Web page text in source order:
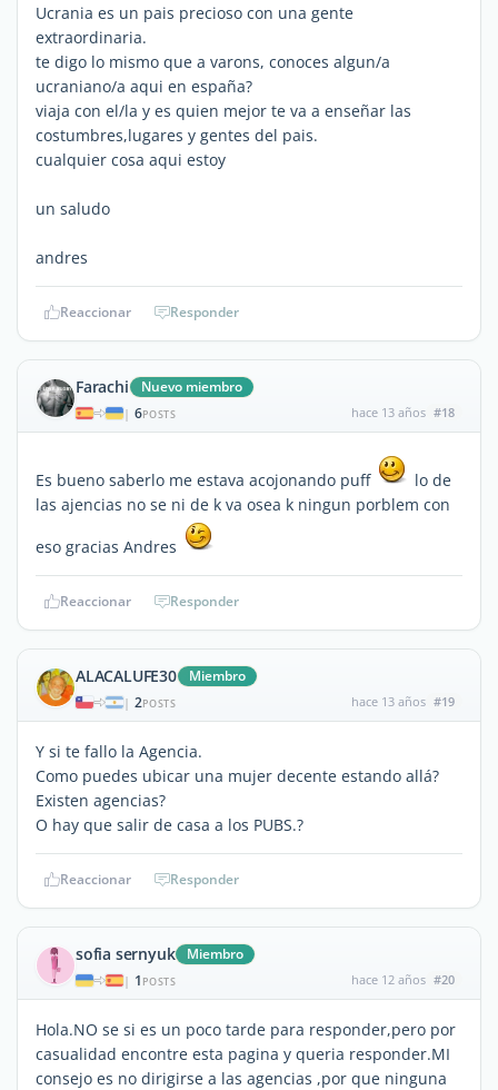
Ucrania es un pais precioso con una gente
extraordinaria.
te digo lo mismo que a varons, conoces algun/a
ucraniano/a aqui en españa?
viaja con el/la y es quien mejor te va a enseñar las
costumbres,lugares y gentes del pais.
cualquier cosa aqui estoy
un saludo
andres
Reaccionar Responder
Farachi Nuevo miembro
| 6POSTS hace 13 años #18
Es bueno saberlo me estava acojonando puff
lo de
las ajencias no se ni de k va osea k ningun porblem con
eso gracias Andres
Reaccionar Responder
ALACALUFE30 Miembro
| 2POSTS hace 13 años #19
Y si te fallo la Agencia.
Como puedes ubicar una mujer decente estando allá?
Existen agencias?
O hay que salir de casa a los PUBS.?
Reaccionar Responder
sofia sernyuk Miembro
| 1 POSTS hace 12 años #20
Hola.NO se si es un poco tarde para responder,pero por
casualidad encontre esta pagina y queria responder.MI
consejo es no dirigirse a las agencias ,por que ninguna